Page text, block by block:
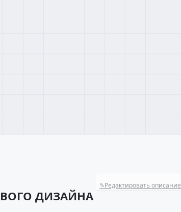
✎Редактировать описание
ДИЗАЙНА